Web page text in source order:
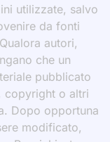
utilizzate, salvo
da fonti
autori,
che un
pubblicato
copyright o altri
Dopo opportuna
modificato,